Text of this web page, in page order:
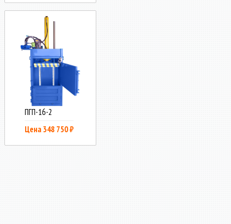
ПГП-16-2
Цена 348 750 ₽